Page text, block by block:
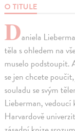
O TITULE
Daniela
těla s ohledem na
muselo podstoupit.
se jen chcete
souladu se svým
Lieberman,
Harvardově